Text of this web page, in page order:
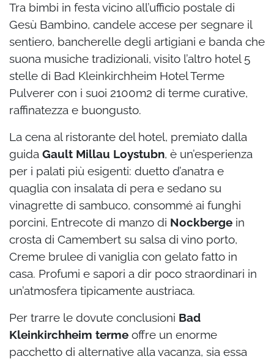
Tra bimbi in festa vicino all’ufficio postale di
Gesù Bambino, candele accese per segnare il
sentiero, bancherelle degli artigiani e banda che
suona musiche tradizionali, visito l’altro hotel 5
stelle di Bad Kleinkirchheim Hotel Terme
Pulverer con i suoi 2100m2 di terme curative,
raffinatezza e buongusto.
La cena al ristorante del hotel, premiato dalla
guida Gault Millau Loystubn, è un’esperienza
per i palati più esigenti: duetto d’anatra e
quaglia con insalata di pera e sedano su
vinagrette di sambuco, consommé ai funghi
porcini, Entrecote di manzo di Nockberge in
crosta di Camembert su salsa di vino porto,
Creme brulee di vaniglia con gelato fatto in
casa. Profumi e sapori a dir poco straordinari in
un’atmosfera tipicamente austriaca.
Per trarre le dovute conclusioni Bad
Kleinkirchheim terme offre un enorme
pacchetto di alternative alla vacanza, sia essa